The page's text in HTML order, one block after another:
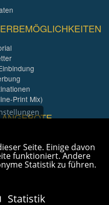
Print Mix)
mehr
Seite. Einige davon
funktioniert. Andere
Statistik zu führen.
Statistik